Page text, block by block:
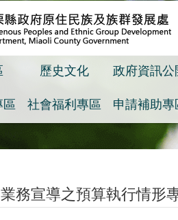
歷史文化 政府資訊公
區 社會福利專區 申請補助專
務宣導之預算執行情形